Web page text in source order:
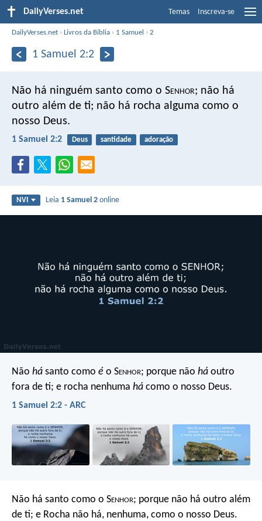
DailyVerses.net Temas Inscreva-se
DailyVerses.net ›Livros da Bíblia › 1 Samuel ›2
1 Samuel 2:2
Não há ninguém santo como o Senhor; não há
outro além de ti; não há rocha alguma como o
nosso Deus.
1 Samuel 2:2 Deus santidade adoração
NVI Leia 1 Samuel 2 online
Não há santo como é o Senhor; porque não há outro
fora de ti; e rocha nenhuma há como o nosso Deus.
1 Samuel 2:2 - ARC
Não há santo como o Senhor; porque não há outro além
de ti; e Rocha não há, nenhuma, como o nosso Deus.